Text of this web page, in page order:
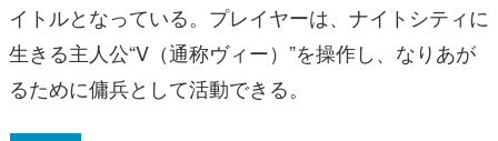
イトルとなっている。プレイヤーは、ナイトシティに
生きる主人公“V（通称ヴィー）”を操作し、なりあが
るために傭兵として活動できる。